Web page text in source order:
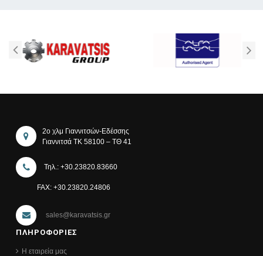
2ο χλμ Γιαννιτσών-Εδέσσης
Γιαννιτσά ΤΚ 58100 – ΤΘ 41
Τηλ.: +30.23820.83660
FAX: +30.23820.24806
sales@karavatsis.gr
ΠΛΗΡΟΦΟΡΙΕΣ
Η εταιρεία μας